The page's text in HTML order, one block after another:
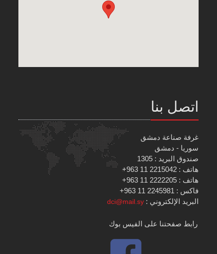
اتصل بنا
غرفة صناعة دمشق
سوريا - دمشق
صندوق البريد : 1305
هاتف : 2215042 11 963+
هاتف : 2222205 11 963+
فاكس : 2245981 11 963+
البريد الإلكتروني :dci@mail.sy
رابط صفحتنا على الفيس بوك